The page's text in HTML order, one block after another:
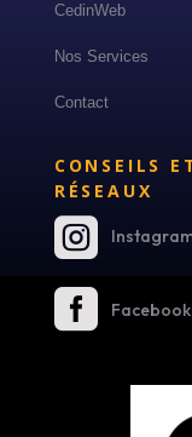
CedinWeb
Nos Services
Contact
CONSEILS
RÉSEAUX

 Facebook